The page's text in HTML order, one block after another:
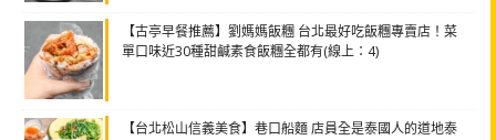
【古亭早餐推薦】劉媽媽飯糰 台北最好吃飯糰專賣店！菜
單口味近30種甜鹹素食飯糰全都有(線上：4)
【台北松山信義美食】巷口船麵 店員全是泰國人的道地泰